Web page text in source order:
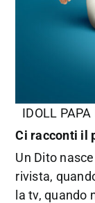
IDOLL
Ci racconti il
Un Dito
rivista,
la tv, quando